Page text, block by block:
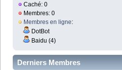
Caché: 0
Membres: 0
Membres en ligne:
DotBot
Baidu (4)
Derniers Membres